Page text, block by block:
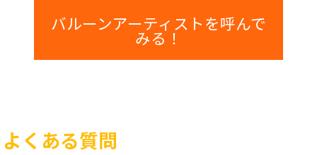
バルーンアーティストを呼んで
みる！
よくある質問